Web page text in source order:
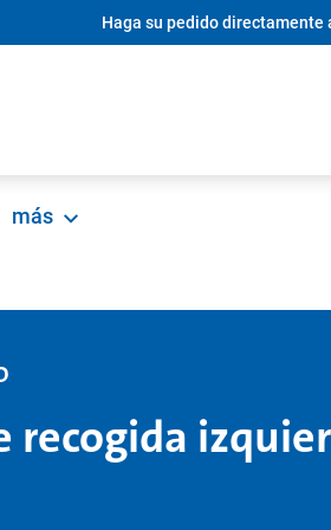
Haga su pedido directamente
más
recogida